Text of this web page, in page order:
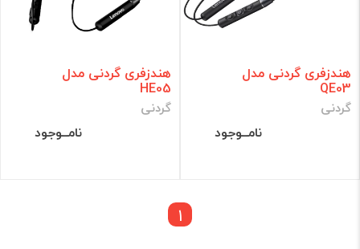
هندزفری گردنی مدل
QE03
گردنی
نامــوجود
هندزفری گردنی مدل
HE05
گردنی
نامــوجود
1